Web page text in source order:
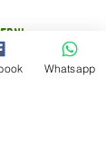
Whatsapp